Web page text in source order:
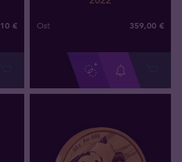
10 € Ost 359,00 €